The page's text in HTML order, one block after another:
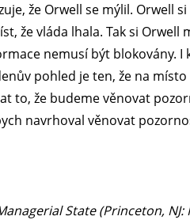
že Orwell se mýlil. Orwell
že vláda lhala. Tak si Orwell
nemusí být blokovány. I
pohled je ten, že na
to, že budeme věnovat
navrhoval věnovat
State (Princeton,